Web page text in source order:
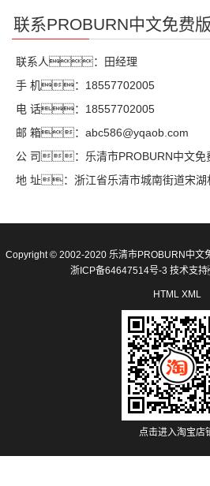
联系PROBURN中文免费
联系人：田经理
手 机：18557702005
电 话：18557702005
邮 箱：abc586@yqaob.com
公 司：乐清市PROBURN中文免
地 址：浙江省乐清市城南街道宋湖
Copyright © 2002-2020 乐清市PROBURN中文
浙ICP备64647514号-3 技术支
HTML XML
点击进入淘宝店